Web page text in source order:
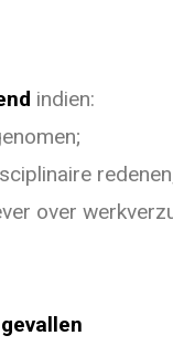
indien:
over